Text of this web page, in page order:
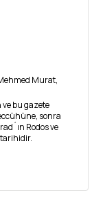
Murat,
ve bu gazete
sonra
Rodos ve